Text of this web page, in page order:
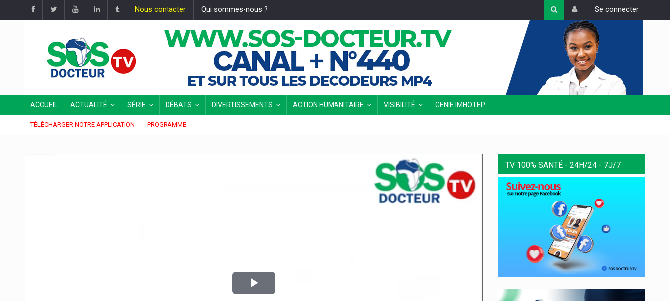
Nous contacter Qui sommes-nous ? Se connecter
ACCUEIL ACTUALITÉ SÉRIE DÉBATS DIVERTISSEMENTS ACTION HUMANITAIRE VISIBILITÉ GENIE IMHOTEP
TÉLÉCHARGER NOTRE APPLICATION PROGRAMME
Play
TV 100% SANTÉ - 24H/24 - 7J/7